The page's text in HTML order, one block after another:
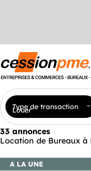
Type de transaction
Louer
33 annonces
Location de Bureaux à
A LA UNE